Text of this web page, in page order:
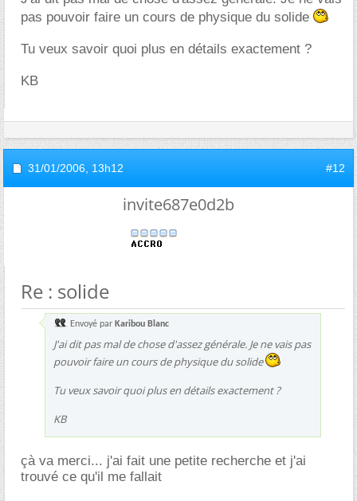
pas pouvoir faire un cours de physique du solide
Tu veux savoir quoi plus en détails exactement ?
KB
31/01/2006, 13h12 #12
invite687e0d2b
Re : solide
Envoyé par Karibou Blanc
J'ai dit pas mal de chose d'assez générale. Je ne vais pas
pouvoir faire un cours de physique du solide
Tu veux savoir quoi plus en détails exactement ?
KB
çà va merci... j'ai fait une petite recherche et j'ai
trouvé ce qu'il me fallait